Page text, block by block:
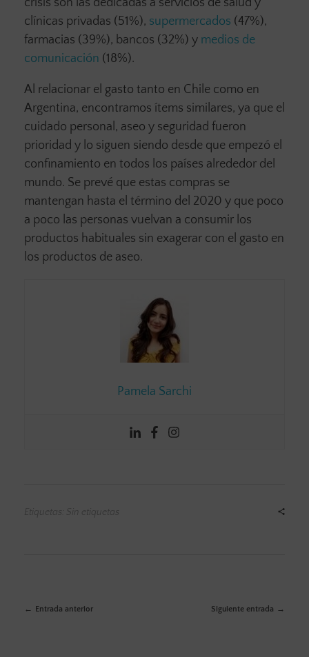
crisis son las dedicadas a servicios de salud y
clínicas privadas (51%), supermercados (47%),
farmacias (39%), bancos (32%) y medios de
comunicación (18%).
Al relacionar el gasto tanto en Chile como en
Argentina, encontramos ítems similares, ya que el
cuidado personal, aseo y seguridad fueron
prioridad y lo siguen siendo desde que empezó el
confinamiento en todos los países alrededor del
mundo. Se prevé que estas compras se
mantengan hasta el término del 2020 y que poco
a poco las personas vuelvan a consumir los
productos habituales sin exagerar con el gasto en
los productos de aseo.
Pamela Sarchi
Etiquetas: Sin etiquetas
Entrada anterior Siguiente entrada